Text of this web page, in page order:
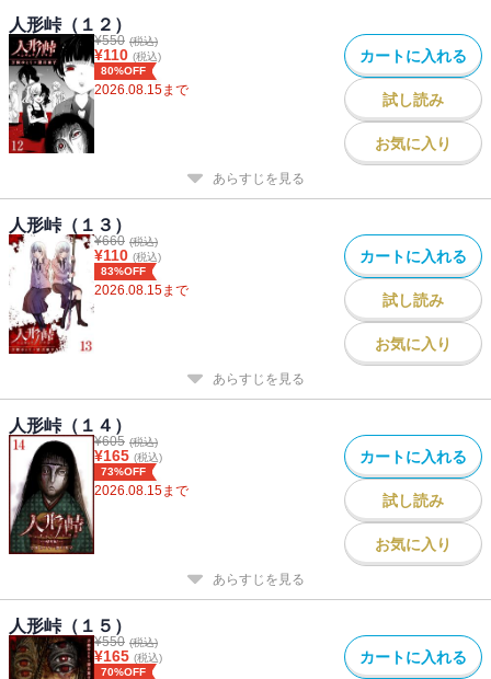
人形峠（１２）
¥550 (税込)
¥110 (税込)
80%OFF
2026.08.15まで
カートに入れる
試し読み
お気に入り
あらすじを見る
人形峠（１３）
¥660 (税込)
¥110 (税込)
83%OFF
2026.08.15まで
カートに入れる
試し読み
お気に入り
あらすじを見る
人形峠（１４）
¥605 (税込)
¥165 (税込)
73%OFF
2026.08.15まで
カートに入れる
試し読み
お気に入り
あらすじを見る
人形峠（１５）
¥550 (税込)
¥165 (税込)
70%OFF
カートに入れる